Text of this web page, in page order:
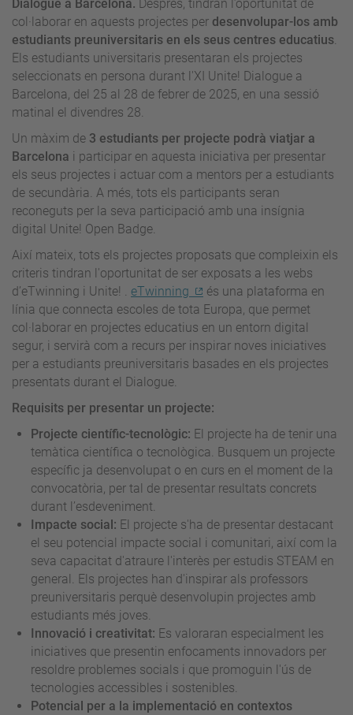
Dialogue a Barcelona. Després, tindran l’oportunitat de
col·laborar en aquests projectes per desenvolupar-los amb
estudiants preuniversitaris en els seus centres educatius.
Els estudiants universitaris presentaran els projectes
seleccionats en persona durant l'XI Unite! Dialogue a
Barcelona, del 25 al 28 de febrer de 2025, en una sessió
matinal el divendres 28.
Un màxim de 3 estudiants per projecte podrà viatjar a
Barcelona i participar en aquesta iniciativa per presentar
els seus projectes i actuar com a mentors per a estudiants
de secundària. A més, tots els participants seran
reconeguts per la seva participació amb una insígnia
digital Unite! Open Badge.
Així mateix, tots els projectes proposats que compleixin els
criteris tindran l'oportunitat de ser exposats a les webs
d’eTwinning i Unite! . eTwinning
és una plataforma en
línia que connecta escoles de tota Europa, que permet
col·laborar en projectes educatius en un entorn digital
segur, i servirà com a recurs per inspirar noves iniciatives
per a estudiants preuniversitaris basades en els projectes
presentats durant el Dialogue.
Requisits per presentar un projecte:
Projecte científic-tecnològic: El projecte ha de tenir una
temàtica científica o tecnològica. Busquem un projecte
específic ja desenvolupat o en curs en el moment de la
convocatòria, per tal de presentar resultats concrets
durant l’esdeveniment.
Impacte social: El projecte s'ha de presentar destacant
el seu potencial impacte social i comunitari, així com la
seva capacitat d'atraure l'interès per estudis STEAM en
general. Els projectes han d'inspirar als professors
preuniversitaris perquè desenvolupin projectes amb
estudiants més joves.
Innovació i creativitat: Es valoraran especialment les
iniciatives que presentin enfocaments innovadors per
resoldre problemes socials i que promoguin l'ús de
tecnologies accessibles i sostenibles.
Potencial per a la implementació en contextos